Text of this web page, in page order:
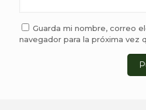
Guarda mi nombre, correo
navegador para la próxima vez